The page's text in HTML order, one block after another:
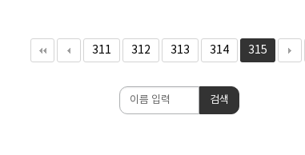
311 312 313 314 315
검
색
검색